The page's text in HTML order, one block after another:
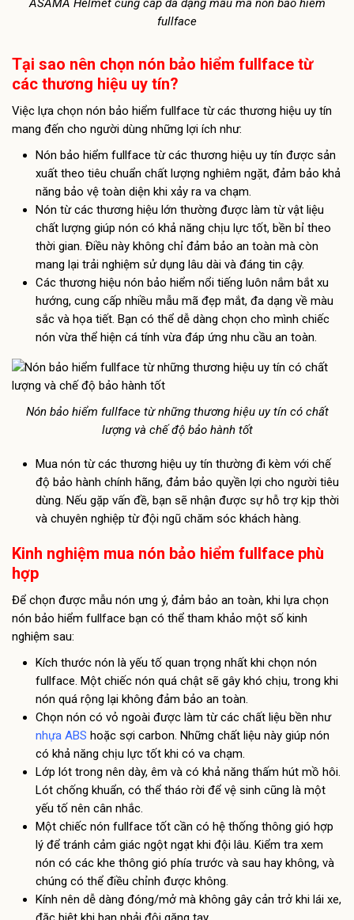
ASAMA Helmet cung cấp da dạng mẫu mã nón bảo hiểm
fullface
Tại sao nên chọn nón bảo hiểm fullface từ
các thương hiệu uy tín?
Việc lựa chọn nón bảo hiểm fullface từ các thương hiệu uy tín
mang đến cho người dùng những lợi ích như:
Nón bảo hiểm fullface từ các thương hiệu uy tín được sản
xuất theo tiêu chuẩn chất lượng nghiêm ngặt, đảm bảo khả
năng bảo vệ toàn diện khi xảy ra va chạm.
Nón từ các thương hiệu lớn thường được làm từ vật liệu
chất lượng giúp nón có khả năng chịu lực tốt, bền bỉ theo
thời gian. Điều này không chỉ đảm bảo an toàn mà còn
mang lại trải nghiệm sử dụng lâu dài và đáng tin cậy.
Các thương hiệu nón bảo hiểm nổi tiếng luôn nắm bắt xu
hướng, cung cấp nhiều mẫu mã đẹp mắt, đa dạng về màu
sắc và họa tiết. Bạn có thể dễ dàng chọn cho mình chiếc
nón vừa thể hiện cá tính vừa đáp ứng nhu cầu an toàn.
Nón bảo hiểm fullface từ những thương hiệu uy tín có chất
lượng và chế độ bảo hành tốt
Mua nón từ các thương hiệu uy tín thường đi kèm với chế
độ bảo hành chính hãng, đảm bảo quyền lợi cho người tiêu
dùng. Nếu gặp vấn đề, bạn sẽ nhận được sự hỗ trợ kịp thời
và chuyên nghiệp từ đội ngũ chăm sóc khách hàng.
Kinh nghiệm mua nón bảo hiểm fullface phù
hợp
Để chọn được mẫu nón ưng ý, đảm bảo an toàn, khi lựa chọn
nón bảo hiểm fullface bạn có thể tham khảo một số kinh
nghiệm sau:
Kích thước nón là yếu tố quan trọng nhất khi chọn nón
fullface. Một chiếc nón quá chật sẽ gây khó chịu, trong khi
nón quá rộng lại không đảm bảo an toàn.
Chọn nón có vỏ ngoài được làm từ các chất liệu bền như
nhựa ABS hoặc sợi carbon. Những chất liệu này giúp nón
có khả năng chịu lực tốt khi có va chạm.
Lớp lót trong nên dày, êm và có khả năng thấm hút mồ hôi.
Lót chống khuẩn, có thể tháo rời để vệ sinh cũng là một
yếu tố nên cân nhắc.
Một chiếc nón fullface tốt cần có hệ thống thông gió hợp
lý để tránh cảm giác ngột ngạt khi đội lâu. Kiểm tra xem
nón có các khe thông gió phía trước và sau hay không, và
chúng có thể điều chỉnh được không.
Kính nên dễ dàng đóng/mở mà không gây cản trở khi lái xe,